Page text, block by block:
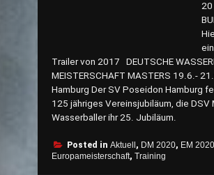
20
Trailer von 2017 DEUTSCHE
MEISTERSCHAFT MASTERS 19.6.-
Hamburg Der SV Poseidon Hamburg
125 jähriges Vereinsjubiläum, die DSV
Wasserballer ihr 25. Jubiläum.
Posted in Aktuell , DM 2020, EM 2020
Europameisterschaft, Training